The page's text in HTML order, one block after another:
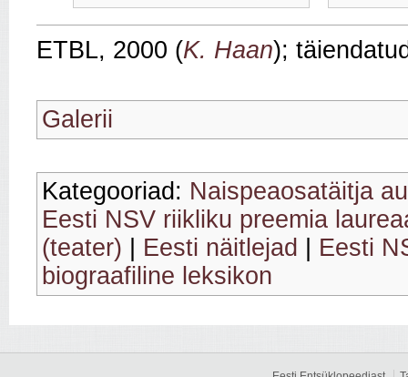
ETBL, 2000 (K. Haan);
Galerii
Kategooriad: Naispeaosatäitja
Eesti NSV riikliku preemia
(teater)
Eesti näitlejad
Eesti
biograafiline leksikon